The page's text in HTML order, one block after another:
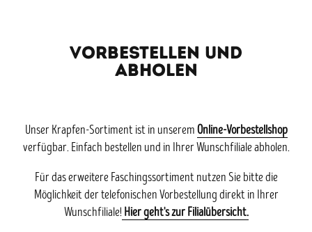
Vorbestellen und
abholen
Unser Krapfen-Sortiment ist in unserem Online-Vorbestellshop
verfügbar. Einfach bestellen und in Ihrer Wunschfiliale abholen.
Für das erweitere Faschingssortiment nutzen Sie bitte die
Möglichkeit der telefonischen Vorbestellung direkt in Ihrer
Wunschfiliale!Hier geht's zur Filialübersicht.